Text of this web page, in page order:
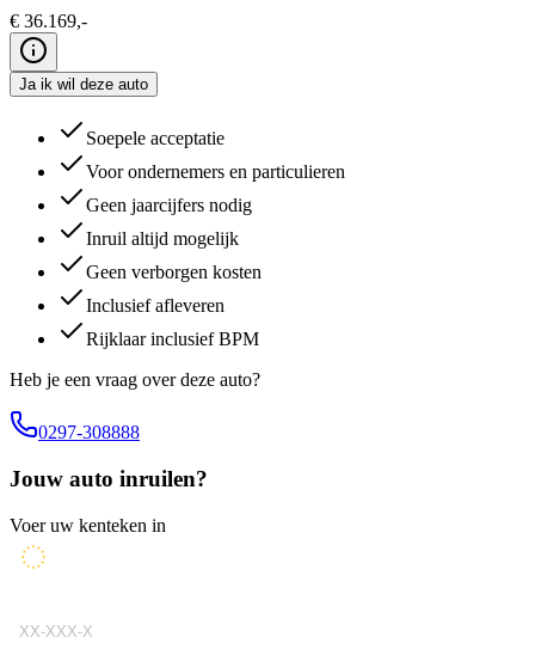
€ 36.169,-
Ja ik wil deze auto
Soepele acceptatie
Voor ondernemers en particulieren
Geen jaarcijfers nodig
Inruil altijd mogelijk
Geen verborgen kosten
Inclusief afleveren
Rijklaar inclusief BPM
Heb je een vraag over deze auto?
0297-308888
Jouw auto inruilen?
Voer uw kenteken in